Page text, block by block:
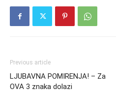
Previous article
LJUBAVNA POMIRENJA! – Za
OVA 3 znaka dolazi